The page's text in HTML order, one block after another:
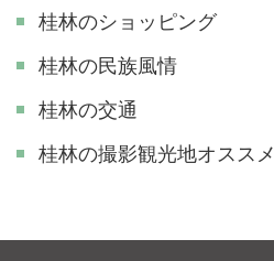
桂林のショッピング
桂林の民族風情
桂林の交通
​桂林の撮影観光地オススメ